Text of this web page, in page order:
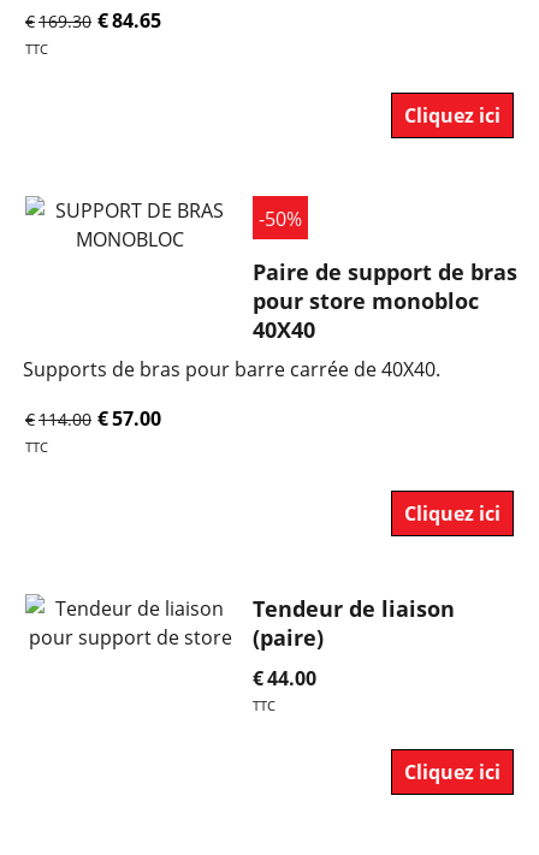
€169.30 €84.65
TTC
Cliquez ici
-50%
Paire de support de bras
pour store monobloc
40X40
Supports de bras pour barre carrée de 40X40.
€114.00 €57.00
TTC
Cliquez ici
Tendeur de liaison
(paire)
€44.00
TTC
Cliquez ici